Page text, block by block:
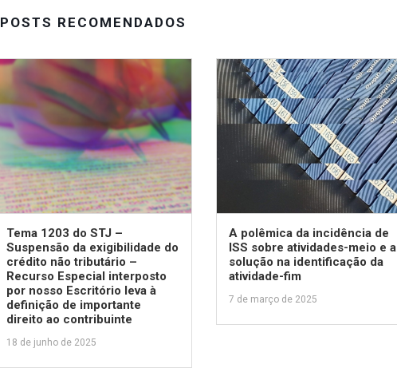
POSTS RECOMENDADOS
Tema 1203 do STJ –
Suspensão da exigibilidade do
crédito não tributário –
Recurso Especial interposto
por nosso Escritório leva à
definição de importante
direito ao contribuinte
18 de junho de 2025
A polêmica da incidência de
ISS sobre atividades-meio e a
solução na identificação da
atividade-fim
7 de março de 2025